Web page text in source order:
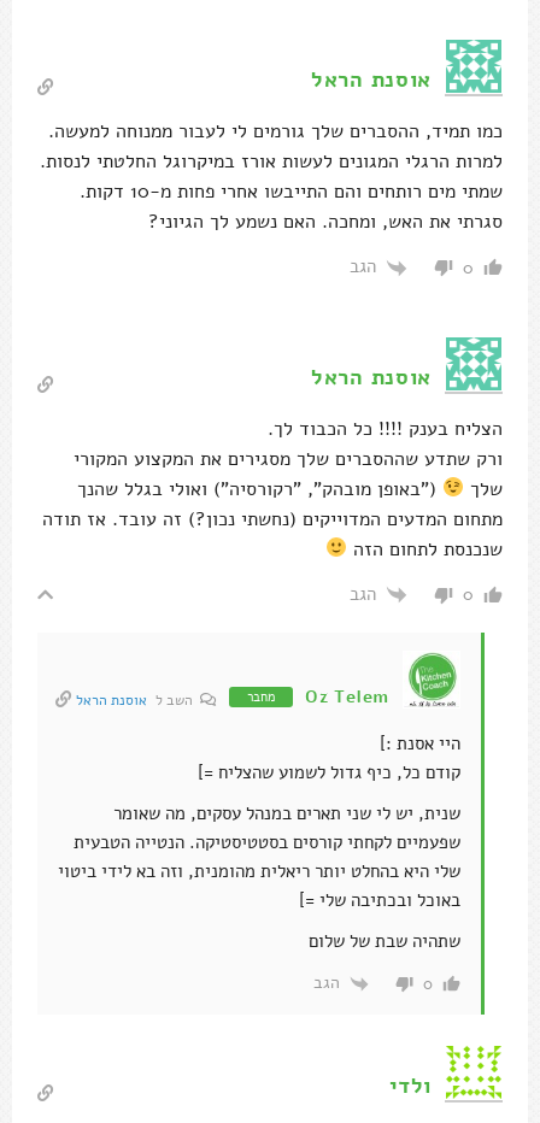
אוסנת הראל
כמו תמיד, ההסברים שלך גורמים לי לעבור ממנוחה למעשה.
למרות הרגלי המגונים לעשות אורז במיקרוגל החלטתי לנסות.
שמתי מים רותחים והם התייבשו אחרי פחות מ-10 דקות.
סגרתי את האש, ומחכה. האם נשמע לך הגיוני?
0 הגב
אוסנת הראל
הצליח בענק !!!! כל הכבוד לך.
ורק שתדע שההסברים שלך מסגירים את המקצוע המקורי
שלך
("באופן מובהק", "רקורסיה") ואולי בגלל שהנך
מתחום המדעים המדוייקים (נחשתי נכון?) זה עובד. אז תודה
שנכנסת לתחום הזה
0 הגב
Oz Telem מחבר השב ל אוסנת הראל
היי אסנת :]
קודם כל, כיף גדול לשמוע שהצליח =]
שנית, יש לי שני תארים במנהל עסקים, מה שאומר
שפעמיים לקחתי קורסים בסטטיסטיקה. הנטייה הטבעית
שלי היא בהחלט יותר ריאלית מהומנית, וזה בא לידי ביטוי
באוכל ובכתיבה שלי =]
שתהיה שבת של שלום
0 הגב
ולדי